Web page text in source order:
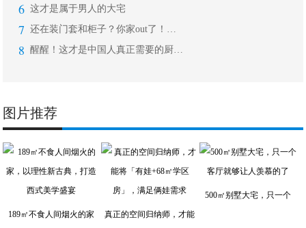
6 这才是属于男人的大宅
7 还在装门套和柜子？你家out了！现在
8 醒醒！这才是中国人真正需要的厨房，别
图片推荐
189㎡不食人间烟火的家
真正的空间归纳师，才能
500㎡别墅大宅，只一个